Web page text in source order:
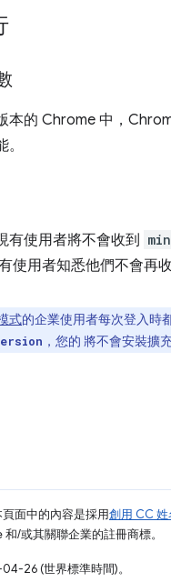
本的 Chrome 中，
有使用者將不會收到
使用者知悉他們不會再收
式的企業使用者每次登入時
，您的 將不會安裝擴
面中的內容是採用創用 CC
/或其關聯企業的註冊商標。
26 (世界標準時間)。